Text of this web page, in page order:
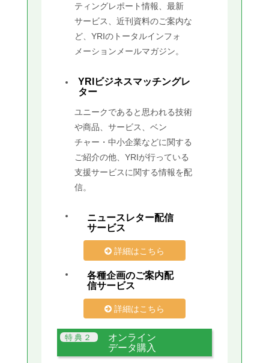
ティングレポート情報、最新
サービス、近刊資料のご案内な
ど、YRIのトータルインフォ
メーションメールマガジン。
YRIビジネスマッチングレ
ター
ユニークであると思われる技術
や商品、サービス、ベン
チャー・中小企業などに関する
ご紹介の他、YRIが行っている
支援サービスに関する情報を配
信。
ニュースレター配信
サービス
詳細はこちら
各種企画のご案内配
信サービス
詳細はこちら
オンライン
データ購入